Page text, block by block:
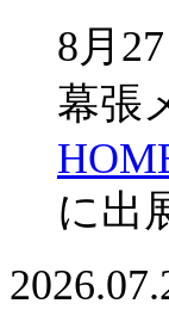
8月
幕張
に出